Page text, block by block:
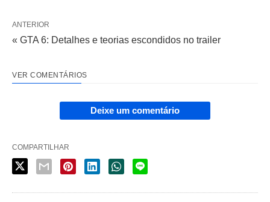
ANTERIOR
« GTA 6: Detalhes e teorias escondidos no trailer
VER COMENTÁRIOS
Deixe um comentário
COMPARTILHAR